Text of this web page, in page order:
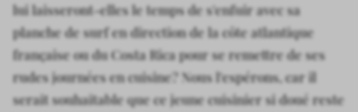
lui laisseront-elles le temps de s'enfuir avec sa
planche de surf en direction de la côte atlantique
française ou du Costa Rica pour se remettre de ses
rudes journées en cuisine? Nous l'espérons, car il
serait souhaitable que ce jeune cuisinier si doué reste